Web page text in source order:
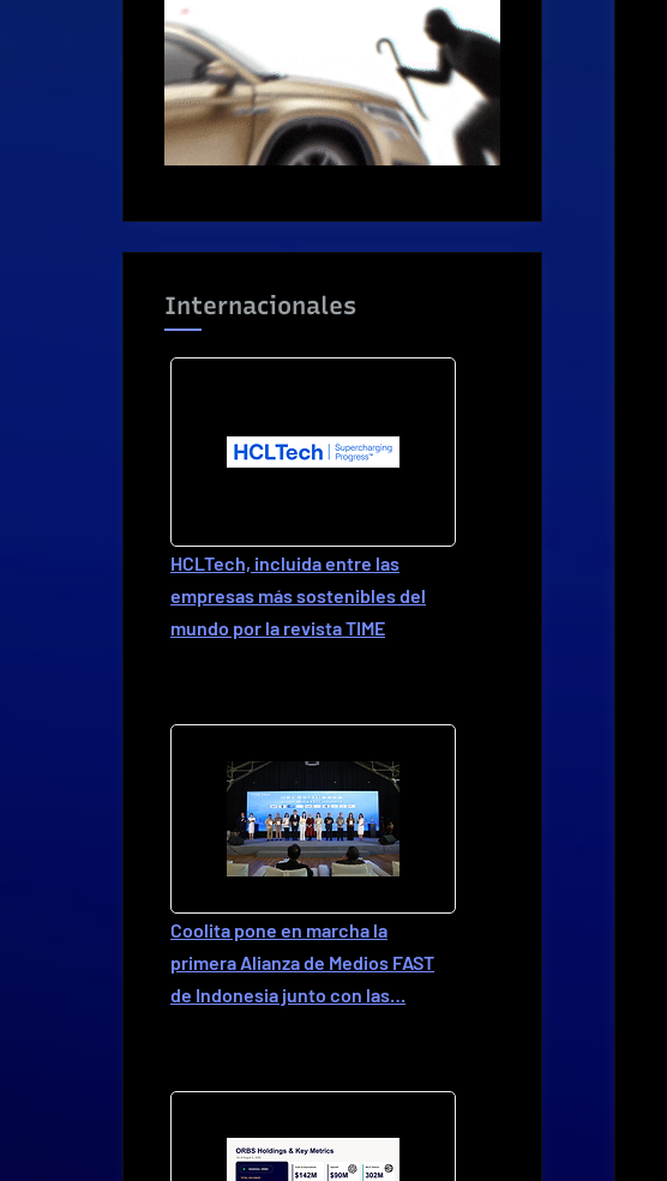
Internacionales
HCLTech, incluida entre las
empresas más sostenibles del
mundo por la revista TIME
Coolita pone en marcha la
primera Alianza de Medios FAST
de Indonesia junto con las…